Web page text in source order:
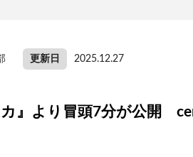
更新日 2025.12.27
』より冒頭7分が公開